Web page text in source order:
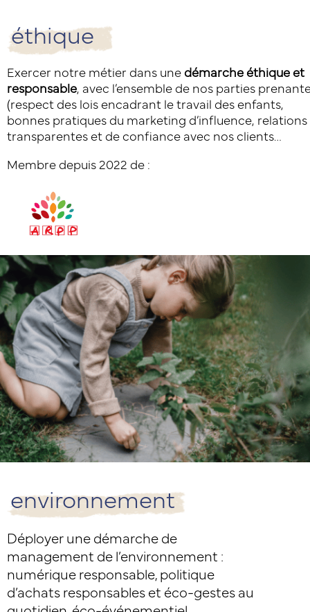
éthique
Exercer notre métier dans une démarche éthique et
responsable, avec l’ensemble de nos parties
(respect des lois encadrant le travail des enfants,
bonnes pratiques du marketing d’influence, relations
transparentes et de confiance avec nos clients…
Membre depuis 2022 de :
environnement
Déployer une démarche de
management de l’environnement :
numérique responsable, politique
d’achats responsables et éco-gestes au